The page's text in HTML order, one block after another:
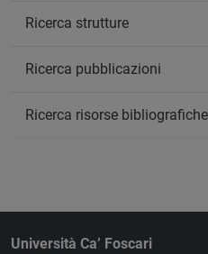
Ricerca strutture
Ricerca pubblicazioni
Ricerca risorse bibliografiche
Università Ca’ Foscari